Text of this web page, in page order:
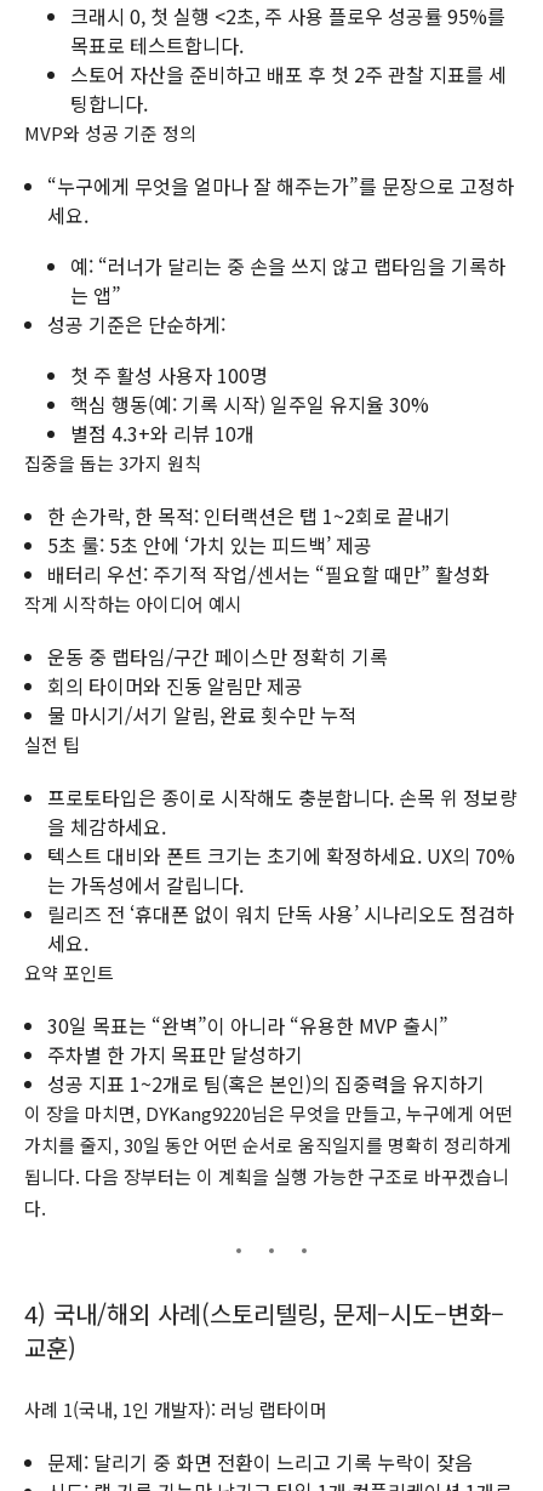
크래시 0, 첫 실행 <2초, 주 사용 플로우 성공률 95%를
목표로 테스트합니다.
스토어 자산을 준비하고 배포 후 첫 2주 관찰 지표를 세
팅합니다.
MVP와 성공 기준 정의
“누구에게 무엇을 얼마나 잘 해주는가”를 문장으로 고정하
세요.
예: “러너가 달리는 중 손을 쓰지 않고 랩타임을 기록하
는 앱”
성공 기준은 단순하게:
첫 주 활성 사용자 100명
핵심 행동(예: 기록 시작) 일주일 유지율 30%
별점 4.3+와 리뷰 10개
집중을 돕는 3가지 원칙
한 손가락, 한 목적: 인터랙션은 탭 1~2회로 끝내기
5초 룰: 5초 안에 ‘가치 있는 피드백’ 제공
배터리 우선: 주기적 작업/센서는 “필요할 때만” 활성화
작게 시작하는 아이디어 예시
운동 중 랩타임/구간 페이스만 정확히 기록
회의 타이머와 진동 알림만 제공
물 마시기/서기 알림, 완료 횟수만 누적
실전 팁
프로토타입은 종이로 시작해도 충분합니다. 손목 위 정보량
을 체감하세요.
텍스트 대비와 폰트 크기는 초기에 확정하세요. UX의 70%
는 가독성에서 갈립니다.
릴리즈 전 ‘휴대폰 없이 워치 단독 사용’ 시나리오도 점검하
세요.
요약 포인트
30일 목표는 “완벽”이 아니라 “유용한 MVP 출시”
주차별 한 가지 목표만 달성하기
성공 지표 1~2개로 팀(혹은 본인)의 집중력을 유지하기
이 장을 마치면, DYKang9220님은 무엇을 만들고, 누구에게 어떤
가치를 줄지, 30일 동안 어떤 순서로 움직일지를 명확히 정리하게
됩니다. 다음 장부터는 이 계획을 실행 가능한 구조로 바꾸겠습니
다.
4) 국내/해외 사례(스토리텔링, 문제–시도–변화–
교훈)
사례 1(국내, 1인 개발자): 러닝 랩타이머
문제: 달리기 중 화면 전환이 느리고 기록 누락이 잦음